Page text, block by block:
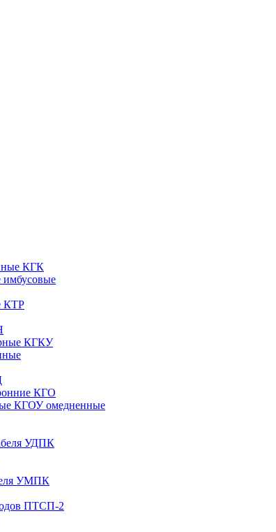
КГК
имбусовые
КТР
КГКУ
КГО
КГОУ омедненные
УДПК
УМПК
ПТСП-2